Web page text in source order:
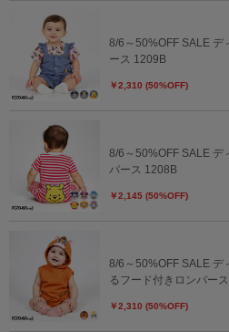
8/6～50%OFF SALE デ
ース 1209B
￥2,310 (50%OFF)
8/6～50%OFF SALE デ
パース 1208B
￥2,145 (50%OFF)
8/6～50%OFF SALE デ
るフード付きロンパー
￥2,310 (50%OFF)